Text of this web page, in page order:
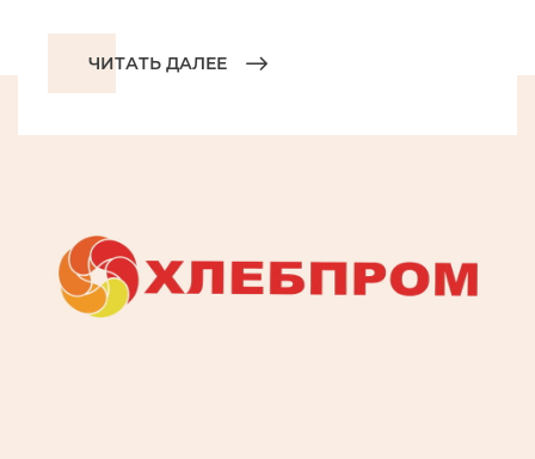
ЧИТАТЬ ДАЛЕЕ